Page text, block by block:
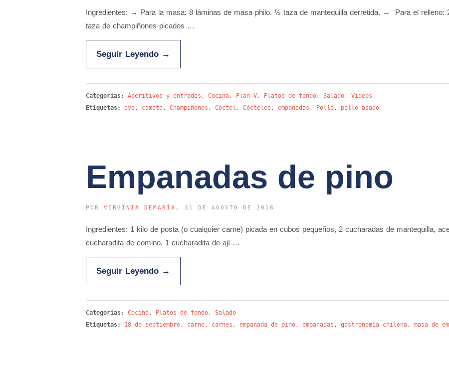
Ingredientes: → Para la masa: 8 láminas de masa philo. ½ taza de mantequilla derretida. → Para el relleno:
taza de champiñones picados …
Seguir Leyendo →
Categorías: Aperitivos y entradas , Cocina , Plan V , Platos de fondo , Salado , Videos
Etiquetas:
ave , camote , Champiñones , Cóctel , Cócteles , empanadas , Pollo , pollo asado
Empanadas de pino
POR VIRGINIA DEMARÍA , 31 DE AGOSTO DE 2016
Ingredientes: 1 kilo de posta (o cualquier carne) picada en cubos pequeños, 2 cucharadas de mantequilla,
cucharadita de comino, 1 cucharadita de ají …
Seguir Leyendo →
Categorías: Cocina , Platos de fondo , Salado
Etiquetas:
18 de septiembre , carne , carnes , empanada de pino , empanadas , gastronomía chilena , masa de